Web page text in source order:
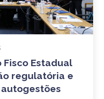
Fisco Estadual
regulatória e